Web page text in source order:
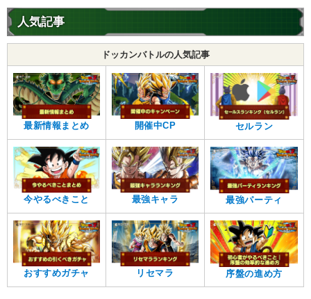
時の界王神
2.0 /10点
・ATK+25%
・敵のDEF-15%
【一致するリンクスキル(
的確なアシスト
冷静な判断
魔術の使い手
【一致するカテゴリー(
2)】
神次元
ポタラ
7.0 /10点
【発動リンク効果】
・ATK+30%
・DEF+20%
【一致するリンクスキル(
)】
冷静な判断
神の次元
超激戦
【一致するカテゴリー(
2)】
神次元
ポタラ
【発動リンク効果】
人気記事
ドッカンバトルの人気記事
最新情報まとめ 開催中CP セルラン
今やるべきこと 最強キャラ 最強パーティ
おすすめガチャ リセマラ 序盤の進め方